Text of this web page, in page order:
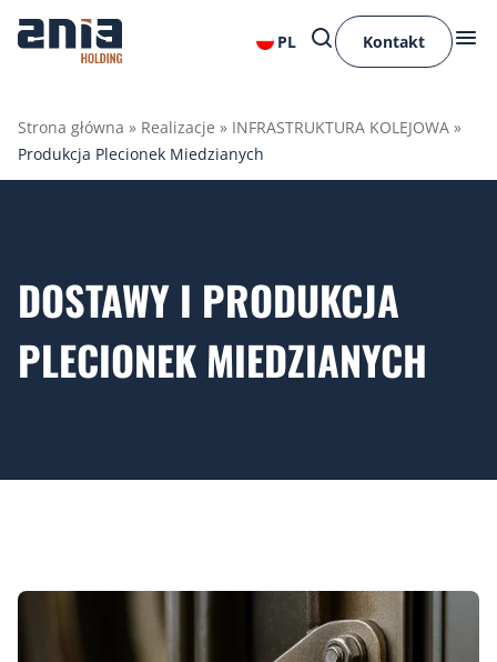
PL Kontakt
Strona główna » Realizacje » INFRASTRUKTURA KOLEJOWA »
Produkcja Plecionek Miedzianych
DOSTAWY I PRODUKCJA
PLECIONEK MIEDZIANYCH